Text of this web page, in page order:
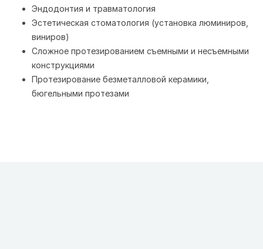
Эндодонтия и травматология
Эстетическая стоматология (установка люминиров,
виниров)
Сложное протезированием съемными и несъемными
конструкциями
Протезирование безметалловой керамики,
бюгельными протезами